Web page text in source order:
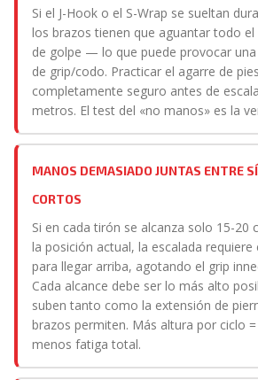
Si el J-Hook o el S-Wrap se sueltan
los brazos tienen que aguantar todo
de golpe — lo que puede provocar
de grip/codo. Practicar el agarre de
completamente seguro antes de
metros. El test del «no manos» es la
MANOS DEMASIADO JUNTAS ENTRE
CORTOS
Si en cada tirón se alcanza solo 15-20
la posición actual, la escalada requiere
para llegar arriba, agotando el grip
Cada alcance debe ser lo más alto
suben tanto como la extensión de
brazos permiten. Más altura por ciclo
menos fatiga total.